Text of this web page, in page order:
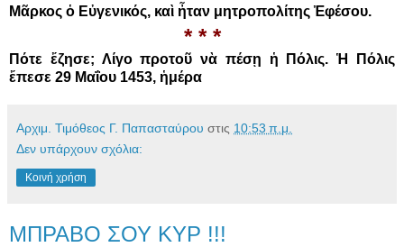
Μᾶρκος ὁ Εὐγενικός, καὶ ἦταν μητροπολίτης Ἐφέσου.
* * *
Πότε ἔζησε; Λίγο προτοῦ νὰ πέσῃ ἡ Πόλις. Ἡ Πόλις
ἔπεσε 29 Μαΐου 1453, ἡμέρα
Αρχιμ. Τιμόθεος Γ. Παπασταύρου στις 10:53 π.μ.
Δεν υπάρχουν σχόλια:
Κοινή χρήση
ΜΠΡΑΒΟ ΣΟΥ ΚΥΡ !!!